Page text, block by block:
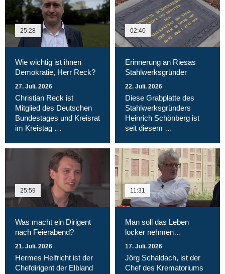
25:28
Wie wichtig ist ihnen
Demokratie, Herr Reck?
27. Juli. 2026
Christian Reck ist
Mitglied des Deutschen
Bundestages und Kreisrat
im Kreistag …
02:40
Erinnerung an Riesas
Stahlwerksgründer
22. Juli. 2026
Diese Grabplatte des
Stahlwerksgründers
Heinrich Schönberg ist
seit diesem …
25:59
Was macht ein Dirigent
nach Feierabend?
21. Juli. 2026
Hermes Helfricht ist der
Chefdirigent der Elbland
11:31
Man soll das Leben
locker nehmen…
17. Juli. 2026
Jörg Schaldach, ist der
Chef des Krematoriums